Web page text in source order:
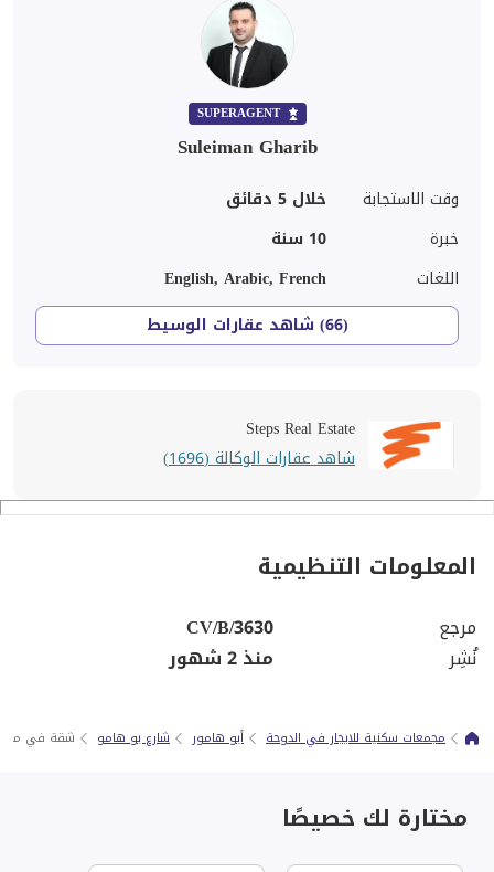
SUPERAGENT
Suleiman Gharib
وقت الاستجابة
خلال 5 دقائق
خبرة
10 سنة
اللغات
English, Arabic, French
(66) شاهد عقارات الوسيط
Steps Real Estate
شاهد عقارات الوكالة (1696)
المعلومات التنظيمية
مرجع
CV/B/3630
نُشِر
منذ 2 شهور
مجمعات سكنية للايجار في الدوحة أبو هامور شارع بو هامو شقة في مجمع 2 غرف نوم +
مختارة لك خصيصًا